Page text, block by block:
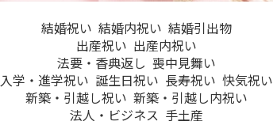
結婚祝い 結婚内祝い 結婚引出物
出産祝い 出産内祝い
法要・香典返し 喪中見舞い
入学・進学祝い 誕生日祝い 長寿祝い 快気祝い
新築・引越し祝い 新築・引越し内祝い
法人・ビジネス 手土産